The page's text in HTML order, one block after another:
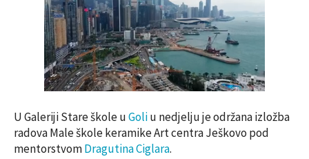
U Galeriji Stare škole uGoliu nedjelju je održana izložba
radova Male škole keramike Art centra Ješkovo pod
mentorstvomDragutina Ciglara.